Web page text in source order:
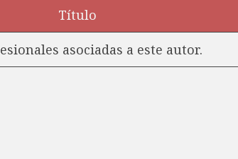
Título
asociadas a este autor.